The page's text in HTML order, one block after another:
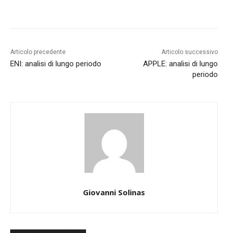
Articolo precedente
ENI: analisi di lungo periodo
Articolo successivo
APPLE: analisi di lungo
periodo
Giovanni Solinas